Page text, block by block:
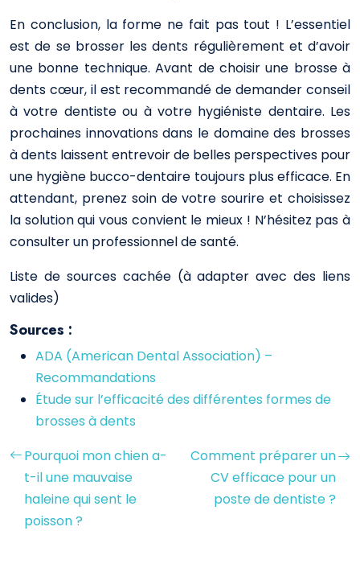
En conclusion, la forme ne fait pas tout ! L’essentiel
est de se brosser les dents régulièrement et d’avoir
une bonne technique. Avant de choisir une brosse à
dents cœur, il est recommandé de demander conseil
à votre dentiste ou à votre hygiéniste dentaire. Les
prochaines innovations dans le domaine des brosses
à dents laissent entrevoir de belles perspectives pour
une hygiène bucco-dentaire toujours plus efficace. En
attendant, prenez soin de votre sourire et choisissez
la solution qui vous convient le mieux ! N’hésitez pas à
consulter un professionnel de santé.
Liste de sources cachée (à adapter avec des liens
valides)
Sources :
ADA (American Dental Association) –
Recommandations
Étude sur l’efficacité des différentes formes de
brosses à dents
Pourquoi mon chien a-
t-il une mauvaise
haleine qui sent le
poisson ?
Comment préparer un
CV efficace pour un
poste de dentiste ?